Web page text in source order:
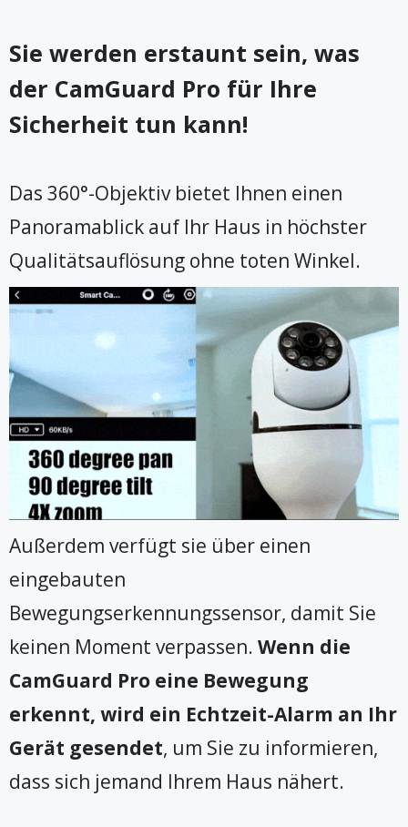
Sie werden erstaunt sein, was
der CamGuard Pro für Ihre
Sicherheit tun kann!
Das 360°-Objektiv bietet Ihnen einen
Panoramablick auf Ihr Haus in höchster
Qualitätsauflösung ohne toten Winkel.
Außerdem verfügt sie über einen
eingebauten
Bewegungserkennungssensor, damit Sie
keinen Moment verpassen. Wenn die
CamGuard Pro eine Bewegung
erkennt, wird ein Echtzeit-Alarm an Ihr
Gerät gesendet, um Sie zu informieren,
dass sich jemand Ihrem Haus nähert.